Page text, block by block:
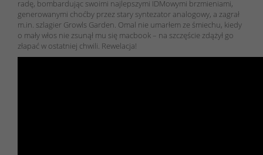
radę, bombardując swoimi najlepszymi IDMowymi brzmieniami,
generowanymi choćby przez stary syntezator analogowy, a zagrał
m.in. szlagier Growls Garden. Omal nie umarłem ze śmiechu, kiedy
o mały włos nie zsunął mu się macbook – na szczęście zdążył go
złapać w ostatniej chwili. Rewelacja!